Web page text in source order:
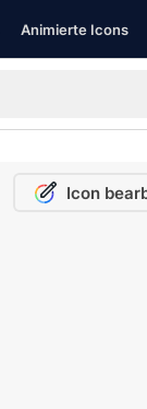
Animierte Icons
Icon